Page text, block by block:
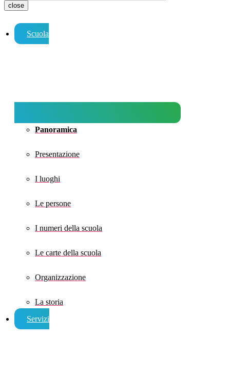
close
Scuola
Panoramica
Presentazione
I luoghi
Le persone
I numeri della scuola
Le carte della scuola
Organizzazione
La storia
Servizi